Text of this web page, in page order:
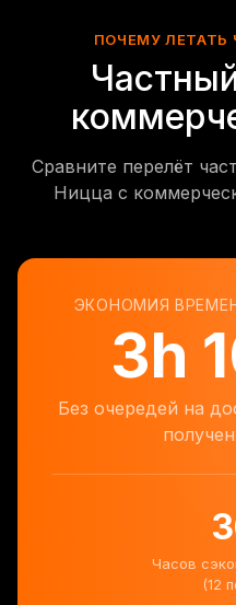
ПОЧЕМУ
Сравните перелёт
Ницца с
ЭКОНОМИЯ
3h
Без очередей на
Часов
(12